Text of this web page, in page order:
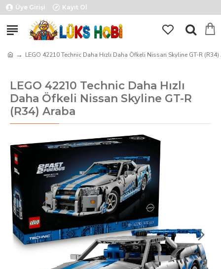
Üye Girişi Kayıt Ol
LEGO 42210 Technic Daha Hızlı Daha Öfkeli Nissan Skyline GT-R
LEGO 42210 Technic Daha Hızlı
Daha Öfkeli Nissan Skyline GT-R
(R34) Araba